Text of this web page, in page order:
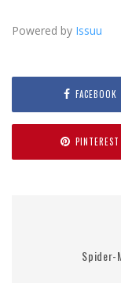
Powered by Issuu
FACEBOOK
PINTEREST
Spider-